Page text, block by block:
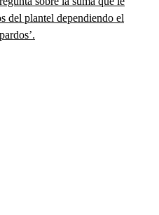
del plantel dependiendo el